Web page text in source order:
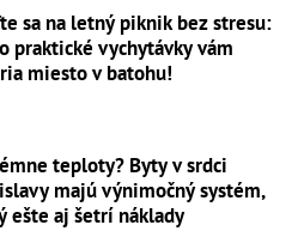
sa na letný piknik bez stresu:
praktické vychytávky vám
miesto v batohu!
teploty? Byty v srdci
majú výnimočný systém,
ešte aj šetrí náklady